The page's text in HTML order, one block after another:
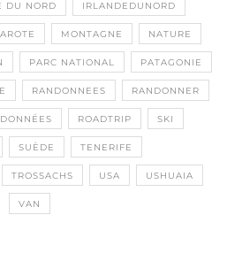
DU NORD IRLANDEDUNORD
MONTAGNE NATURE
PARC NATIONAL PATAGONIE
RANDONNEES RANDONNER
ROADTRIP SKI
SUÈDE TENERIFE
TROSSACHS USA USHUAIA
VAN